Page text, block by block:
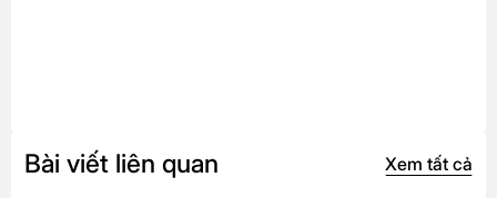
Bài viết liên quan Xem tất cả